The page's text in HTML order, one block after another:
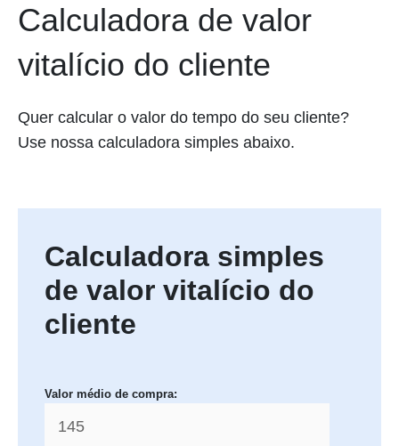
Calculadora de valor
vitalício do cliente
Quer calcular o valor do tempo do seu cliente?
Use nossa calculadora simples abaixo.
Calculadora simples
de valor vitalício do
cliente
Valor médio de compra: